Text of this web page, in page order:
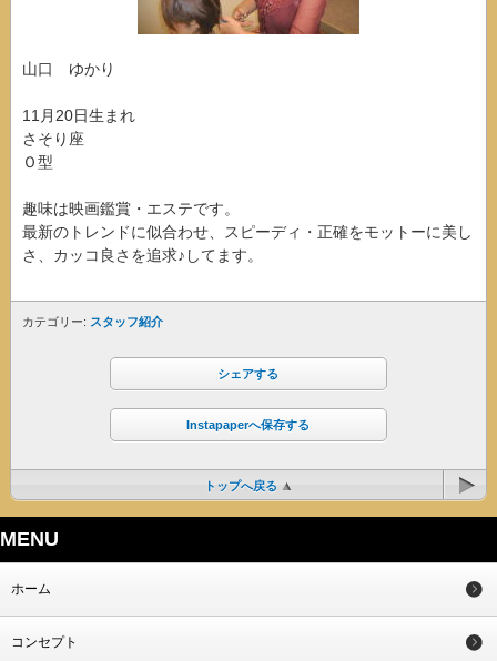
山口 ゆかり
11月20日生まれ
さそり座
Ｏ型
趣味は映画鑑賞・エステです。
最新のトレンドに似合わせ、スピーディ・正確をモットーに美し
さ、カッコ良さを追求♪してます。
カテゴリー: スタッフ紹介
シェアする
Instapaperへ保存する
トップへ戻る
MENU
ホーム
コンセプト